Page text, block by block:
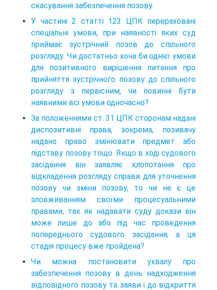
скасування забезпечення позову.
У частині 2 статті 123 ЦПК перераховані
спеціальні умови, при наявності яких суд
приймає зустрічний позов до спільного
розгляду. Чи достатньо хоча би однієї умови
для позитивного вирішення питання про
прийняття зустрічного позову до спільного
розгляду з первісним, чи повинні бути
наявними всі умови одночасно?
За положеннями ст. 31 ЦПК сторонам надані
диспозитивні права, зокрема, позивачу
надано право змінювати предмет або
підставу позову тощо. Якщо в ході судового
засідання він заявляє клопотання про
відкладення розгляду справи для уточнення
позову чи зміни позову, то чи не є це
зловживанням своїми процесуальними
правами, так як надавати суду докази він
може лише до або під час проведення
попереднього судового засідання, а ця
стадія процесу вже пройдена?
Чи можна постановити ухвалу про
забезпечення позову в день надходження
відповідного позову та заяви і до відкриття